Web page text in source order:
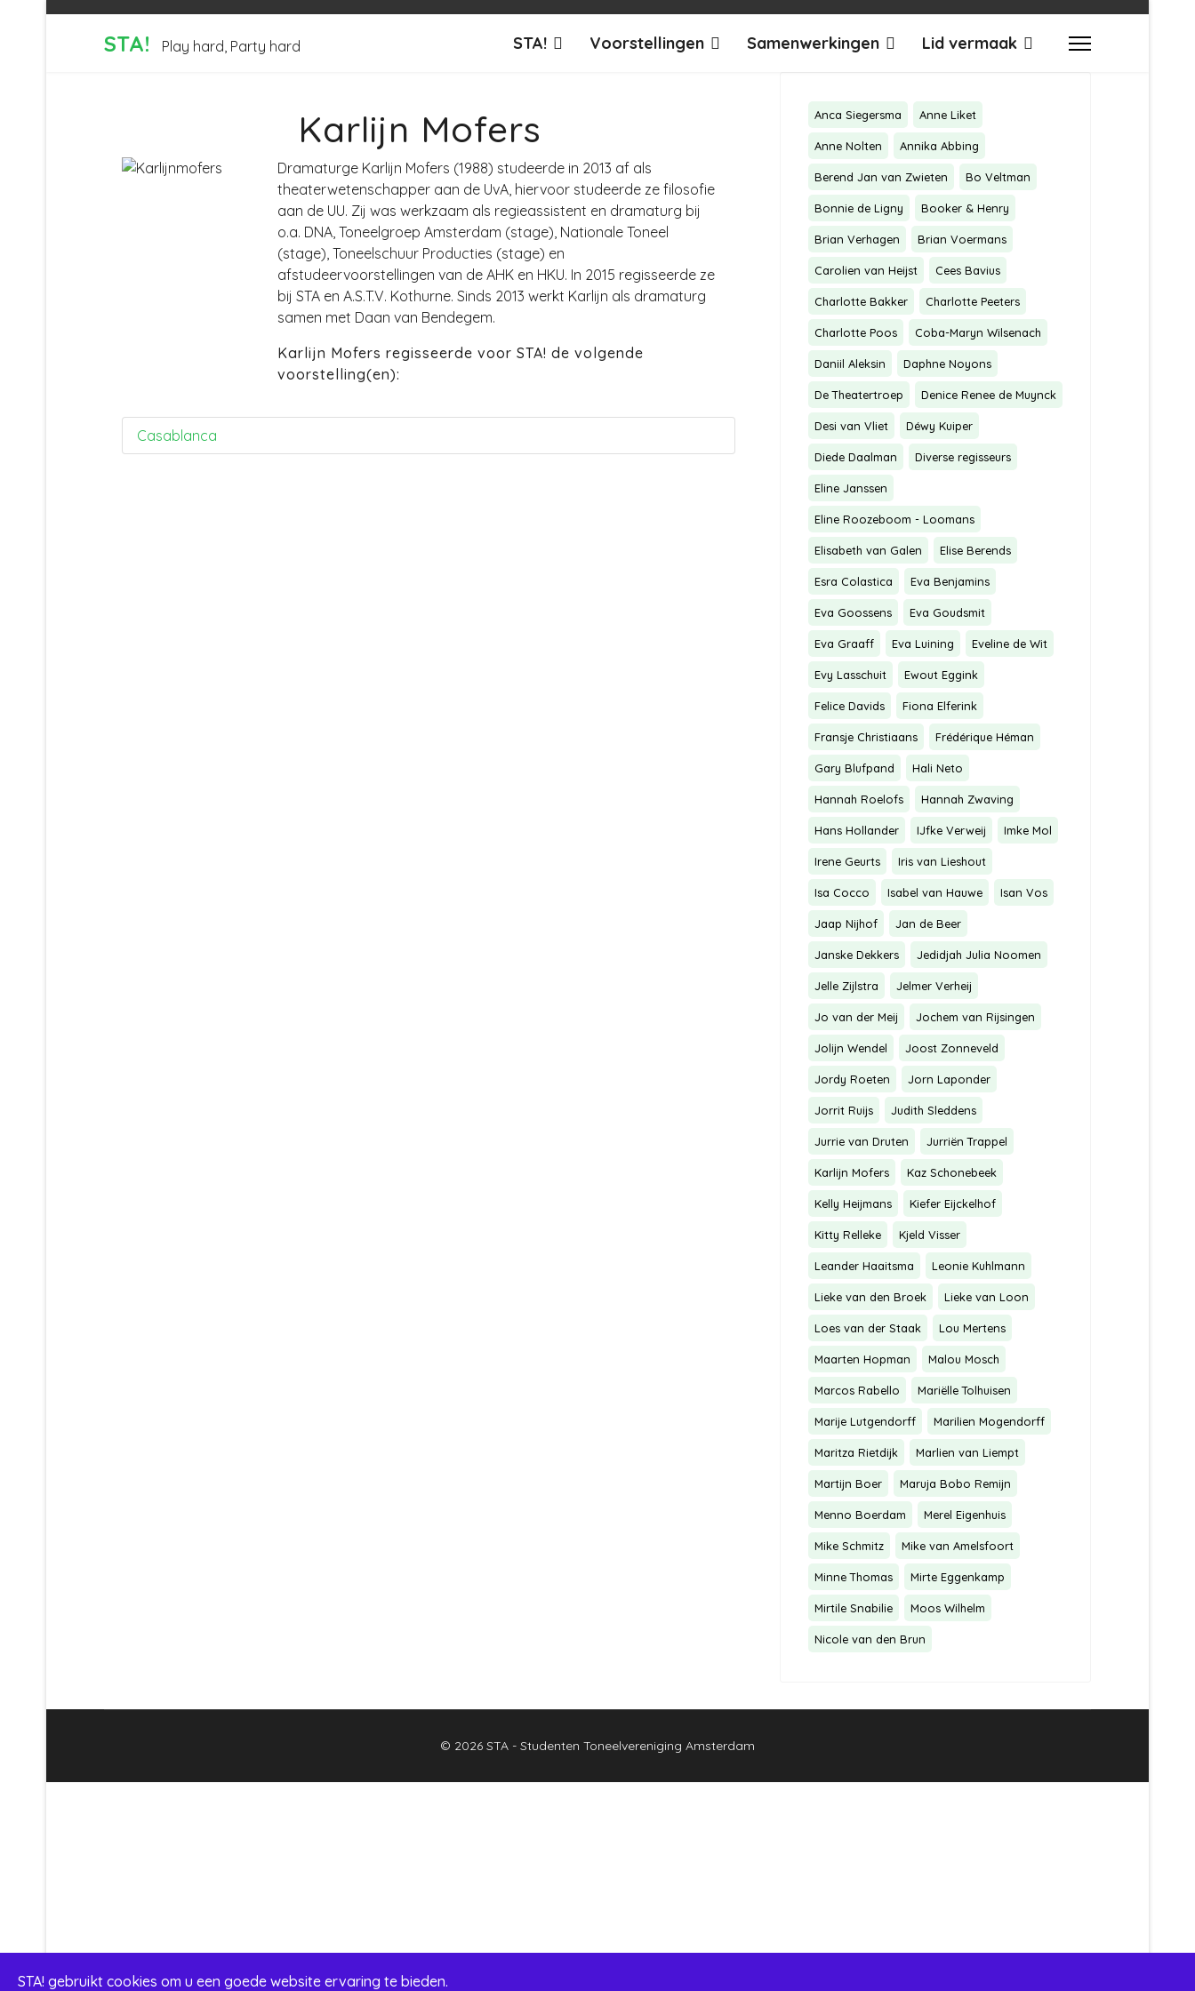
STA! Play hard, Party hard STA! Voorstellingen Samenwerkingen Lid vermaak
Karlijn Mofers
Dramaturge Karlijn Mofers (1988) studeerde in 2013 af als
theaterwetenschapper aan de UvA, hiervoor studeerde ze filosofie
aan de UU. Zij was werkzaam als regieassistent en dramaturg bij
o.a. DNA, Toneelgroep Amsterdam (stage), Nationale Toneel
(stage), Toneelschuur Producties (stage) en
afstudeervoorstellingen van de AHK en HKU. In 2015 regisseerde ze
bij STA en A.S.T.V. Kothurne. Sinds 2013 werkt Karlijn als dramaturg
samen met Daan van Bendegem.
Karlijn Mofers regisseerde voor STA! de volgende
voorstelling(en):
Casablanca
Anca Siegersma Anne Liket
Anne Nolten Annika Abbing
Berend Jan van Zwieten Bo Veltman
Bonnie de Ligny Booker & Henry
Brian Verhagen Brian Voermans
Carolien van Heijst Cees Bavius
Charlotte Bakker Charlotte Peeters
Charlotte Poos Coba-Maryn Wilsenach
Daniil Aleksin Daphne Noyons
De Theatertroep Denice Renee de Muynck
Desi van Vliet Déwy Kuiper
Diede Daalman Diverse regisseurs
Eline Janssen
Eline Roozeboom - Loomans
Elisabeth van Galen Elise Berends
Esra Colastica Eva Benjamins
Eva Goossens Eva Goudsmit
Eva Graaff Eva Luining Eveline de Wit
Evy Lasschuit Ewout Eggink
Felice Davids Fiona Elferink
Fransje Christiaans Frédérique Héman
Gary Blufpand Hali Neto
Hannah Roelofs Hannah Zwaving
Hans Hollander IJfke Verweij Imke Mol
Irene Geurts Iris van Lieshout
Isa Cocco Isabel van Hauwe Isan Vos
Jaap Nijhof Jan de Beer
Janske Dekkers Jedidjah Julia Noomen
Jelle Zijlstra Jelmer Verheij
Jo van der Meij Jochem van Rijsingen
Jolijn Wendel Joost Zonneveld
Jordy Roeten Jorn Laponder
Jorrit Ruijs Judith Sleddens
Jurrie van Druten Jurriën Trappel
Karlijn Mofers Kaz Schonebeek
Kelly Heijmans Kiefer Eijckelhof
Kitty Relleke Kjeld Visser
Leander Haaitsma Leonie Kuhlmann
Lieke van den Broek Lieke van Loon
Loes van der Staak Lou Mertens
Maarten Hopman Malou Mosch
Marcos Rabello Mariëlle Tolhuisen
Marije Lutgendorff Marilien Mogendorff
Maritza Rietdijk Marlien van Liempt
Martijn Boer Maruja Bobo Remijn
Menno Boerdam Merel Eigenhuis
Mike Schmitz Mike van Amelsfoort
Minne Thomas Mirte Eggenkamp
Mirtile Snabilie Moos Wilhelm
Nicole van den Brun
© 2026 STA - Studenten Toneelvereniging Amsterdam
STA! gebruikt cookies om u een goede website ervaring te bieden.